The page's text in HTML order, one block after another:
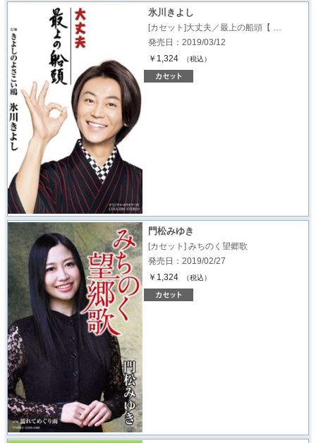
氷川きよし
[カセット]大丈夫／最上の船頭【 …
発売日：2019/03/12
￥1,324
（税込）
門松みゆき
[カセット] みちのく望郷歌
発売日：2019/02/27
￥1,324
（税込）